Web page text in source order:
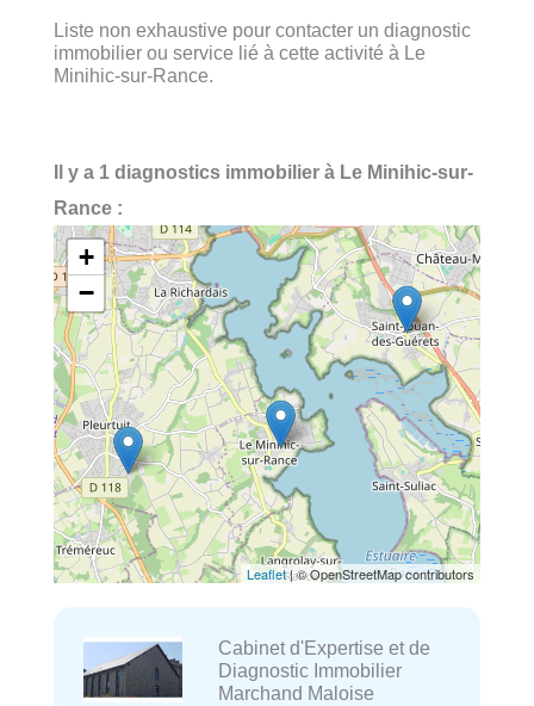
Liste non exhaustive pour contacter un diagnostic
immobilier ou service lié à cette activité à Le
Minihic-sur-Rance.
Il y a 1 diagnostics immobilier à Le Minihic-sur-
Rance :
+
−
Leaflet| © OpenStreetMap contributors
Cabinet d'Expertise et de
Diagnostic Immobilier
Marchand Maloise